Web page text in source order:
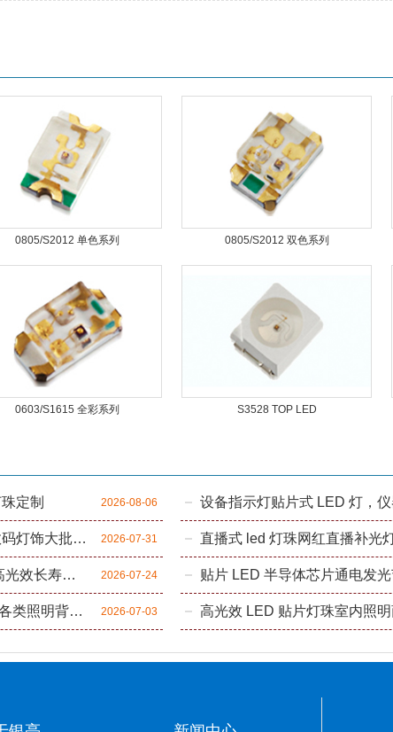
0805/S2012 单色系列 0805/S2012 双色系列
0603/S1615 全彩系列 S3528 TOP LED
定制 2026-08-06
LED 灯珠批发高亮低光衰适配照明数码灯饰大批量采购 2026-07-31 直播式 led 灯珠网红直播补光
工业照明商用灯饰 LED 灯珠，高显高光效长寿命光源元器件 2026-07-24 贴片 LED 半导体芯片通电发
贴片LED体积小散热好亮度均匀适配各类照明背光应用 2026-07-03 高光效 LED 贴片灯珠室内照